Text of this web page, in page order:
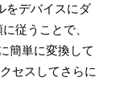
をデバイスにダ
従うことで、
簡単に変換して
セスしてさらに